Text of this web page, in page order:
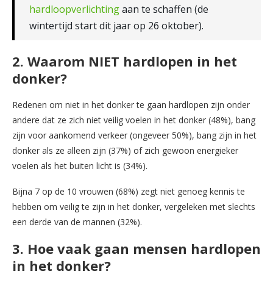
hardloopverlichtingaan te schaffen (de
wintertijd start dit jaar op 26 oktober).
2. Waarom NIET hardlopen in het
donker?
Redenen om niet in het donker te gaan hardlopen zijn onder
andere dat ze zich niet veilig voelen in het donker (48%), bang
zijn voor aankomend verkeer (ongeveer 50%), bang zijn in het
donker als ze alleen zijn (37%) of zich gewoon energieker
voelen als het buiten licht is (34%).
Bijna 7 op de 10 vrouwen (68%) zegt niet genoeg kennis te
hebben om veilig te zijn in het donker, vergeleken met slechts
een derde van de mannen (32%).
3. Hoe vaak gaan mensen hardlopen
in het donker?